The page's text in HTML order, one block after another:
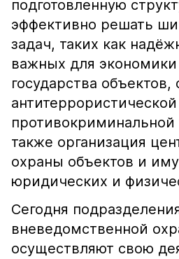
подготовленную
эффективно решать
задач, таких как
важных для экономики
государства
противокриминальной
также организация
охраны объектов и
юридических и
Сегодня
вневедомственной
осуществляют свою